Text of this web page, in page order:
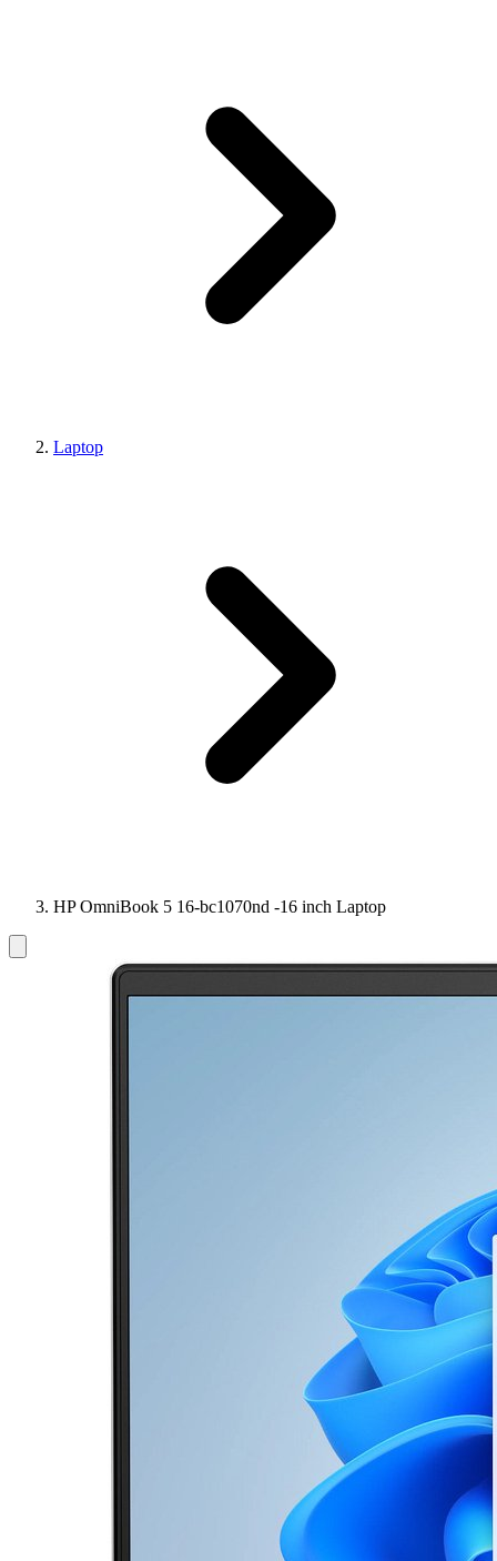
Laptop
HP OmniBook 5 16-bc1070nd -16 inch Laptop